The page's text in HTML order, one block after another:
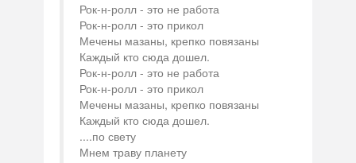
Рок-н-ролл - это не работа
Рок-н-ролл - это прикол
Мечены мазаны, крепко повязаны
Каждый кто сюда дошел.
Рок-н-ролл - это не работа
Рок-н-ролл - это прикол
Мечены мазаны, крепко повязаны
Каждый кто сюда дошел.
....по свету
Мнем траву планету